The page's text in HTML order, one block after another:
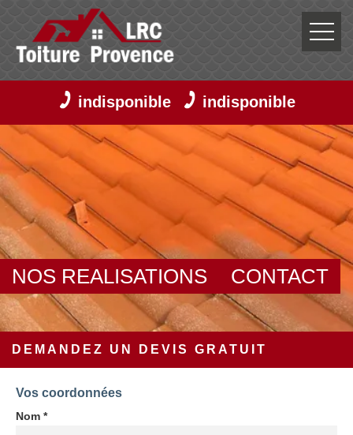
indisponible indisponible
NOS REALISATIONS CONTACT
DEMANDEZ UN DEVIS GRATUIT
Vos coordonnées
Nom *